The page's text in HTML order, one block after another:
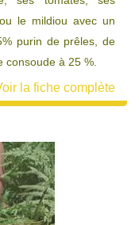
le mildiou avec un
purin de prêles, de
consoude à 25 %.
la fiche complète